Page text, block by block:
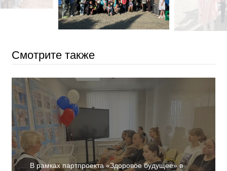
Смотрите также
В рамках партпроекта «Здоровое будущее» в